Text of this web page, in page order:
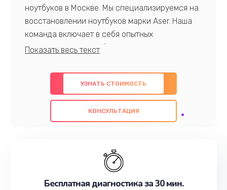
ноутбуков в Москве. Мы специализируемся на
восстановлении ноутбуков марки Aser. Наша
команда включает в себя опытных
профессионалов с обширными знаниями и
предлагаем быстрый и качественный ремонт с
использованием оригинальных компонентов, а
также гарантируем качество всех
проведенных работ. Наша цель - предоставить
наилучшим образом. Не медлите записаться на
УЗНАТЬ СТОИМОСТЬ
КОНСУЛЬТАЦИЯ
Бесплатная диагностика за 30 мин.